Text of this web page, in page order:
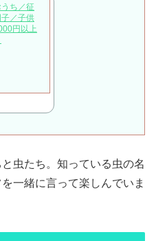
ち／征
／子供
円以上
虫たち。知っている虫の名
一緒に言って楽しんでいま